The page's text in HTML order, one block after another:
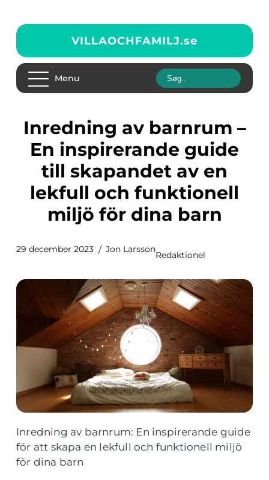
VILLAOCHFAMILJ.se
Menu
Inredning av barnrum –
En inspirerande guide
till skapandet av en
lekfull och funktionell
miljö för dina barn
29 december 2023 Jon Larsson
Redaktionel
Inredning av barnrum: En inspirerande guide
för att skapa en lekfull och funktionell miljö
för dina barn